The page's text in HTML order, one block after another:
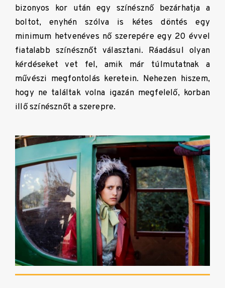
bizonyos kor után egy színésznő bezárhatja a
boltot, enyhén szólva is kétes döntés egy
minimum hetvenéves nő szerepére egy 20 évvel
fiatalabb színésznőt választani. Ráadásul olyan
kérdéseket vet fel, amik már túlmutatnak a
művészi megfontolás keretein. Nehezen hiszem,
hogy ne találtak volna igazán megfelelő, korban
illő színésznőt a szerepre.